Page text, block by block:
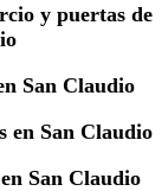
y puertas de
San Claudio
en San Claudio
San Claudio